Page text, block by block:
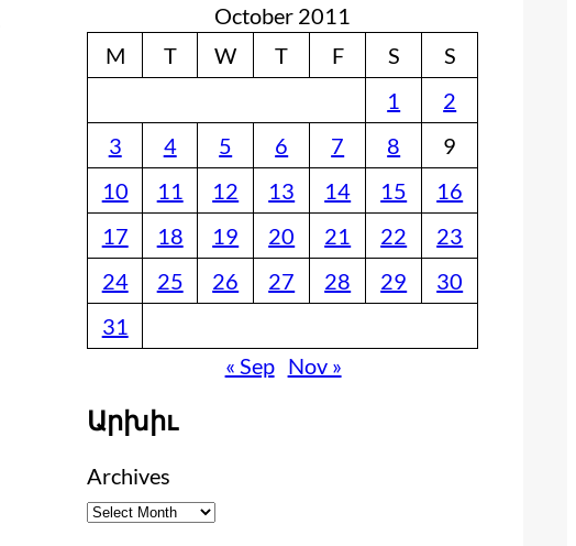
October 2011
M
T W T F S
S
1
2
3
4 5 6 7 8
9
10
11 12 13 14 15
16
17
18 19 20 21 22
23
24
25 26 27 28 29
30
31
« Sep Nov »
Արխիւ
Archives